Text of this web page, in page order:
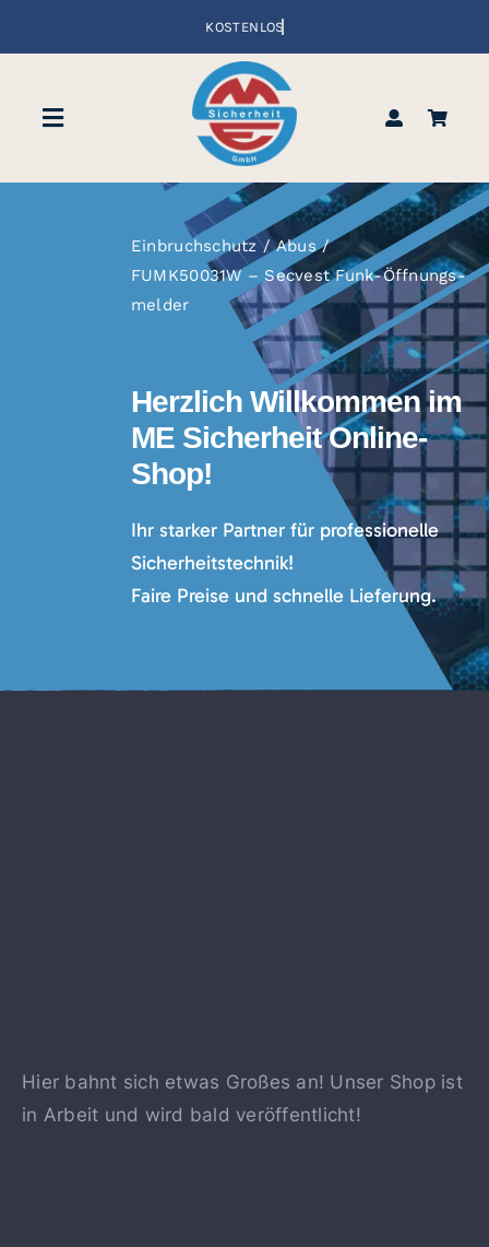
Inhalt
Toggle
Shop
Über uns
Support
Einbruchschutz
Abus
FUMK50031W – Secvest Funk-Öffnungs­
melder
Herzlich Willkommen im
ME Sicherheit Online-
Shop!
Ihr starker Partner für professionelle
Sicherheitstechnik!
Faire Preise und schnelle Lieferung.
Hier bahnt sich etwas Großes an! Unser Shop ist
in Arbeit und wird bald veröffentlicht!